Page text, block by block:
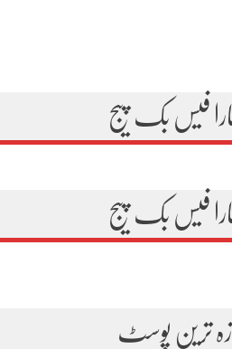
فیس بک پیج
فیس بک پیج
ترین پوسٹ